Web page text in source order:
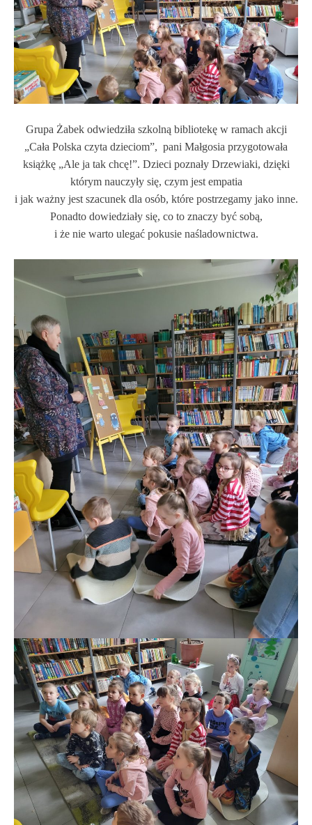
Grupa Żabek odwiedziła szkolną bibliotekę w ramach akcji
„Cała Polska czyta dzieciom”, pani Małgosia przygotowała
książkę „Ale ja tak chcę!”. Dzieci poznały Drzewiaki, dzięki
którym nauczyły się, czym jest empatia
i jak ważny jest szacunek dla osób, które postrzegamy jako inne.
Ponadto dowiedziały się, co to znaczy być sobą,
i że nie warto ulegać pokusie naśladownictwa.